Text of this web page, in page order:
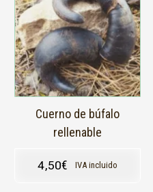
Cuerno de búfalo
rellenable
4,50€ IVA incluido